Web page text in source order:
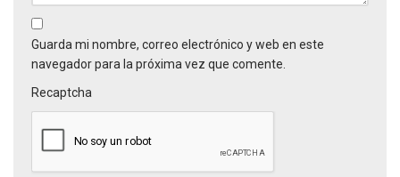
Guarda mi nombre, correo electrónico y web en este
navegador para la próxima vez que comente.
Recaptcha